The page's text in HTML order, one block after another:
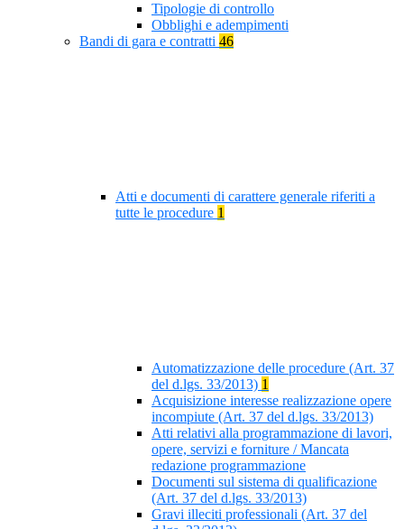
Tipologie di controllo
Obblighi e adempimenti
Bandi di gara e contratti 46
Atti e documenti di carattere generale riferiti a
tutte le procedure 1
Automatizzazione delle procedure (Art. 37
del d.lgs. 33/2013) 1
Acquisizione interesse realizzazione opere
incompiute (Art. 37 del d.lgs. 33/2013)
Atti relativi alla programmazione di lavori,
opere, servizi e forniture / Mancata
redazione programmazione
Documenti sul sistema di qualificazione
(Art. 37 del d.lgs. 33/2013)
Gravi illeciti professionali (Art. 37 del